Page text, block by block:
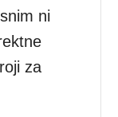
ni
za